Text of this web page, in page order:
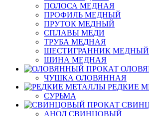
ПОЛОСА МЕДНАЯ
ПРОФИЛЬ МЕДНЫЙ
ПРУТОК МЕДНЫЙ
СПЛАВЫ МЕДИ
ТРУБА МЕДНАЯ
ШЕСТИГРАННИК МЕДНЫЙ
ШИНА МЕДНАЯ
ЧУШКА ОЛОВЯННАЯ
РЕДКИЕ
СУРЬМА
АНОД СВИНЦОВЫЙ